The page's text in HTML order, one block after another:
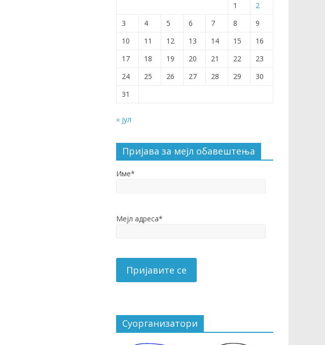
1
2
3
4 5 6 7 8
9
10
11 12 13 14 15
16
17
18 19 20 21 22
23
24
25 26 27 28 29
30
31
« јул
Пријава за мејл обавештења
Име*
Мејл адреса*
Суорганизатори